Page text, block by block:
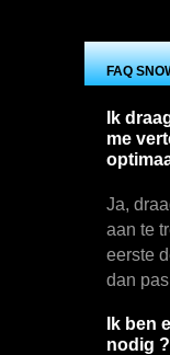
FAQ
Ik
me
Ja,
aan te
eerste
dan
Ik ben
nodig ?